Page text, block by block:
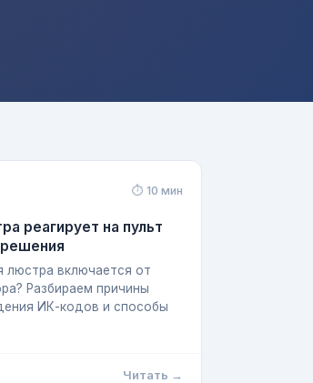
⏱ 10 мин
реагирует на пульт
люстра включается от
Разбираем причины
ИК-кодов и способы
Читать →